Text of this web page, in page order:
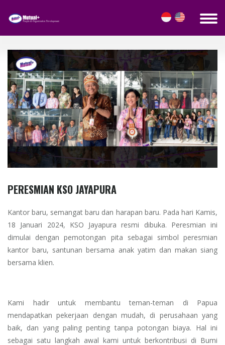
BLOG DETAILS
PERESMIAN KSO JAYAPURA
Kantor baru, semangat baru dan harapan baru. Pada hari Kamis,
18 Januari 2024, KSO Jayapura resmi dibuka. Peresmian ini
dimulai dengan pemotongan pita sebagai simbol peresmian
kantor baru, santunan bersama anak yatim dan makan siang
bersama klien.
Kami hadir untuk membantu teman-teman di Papua
mendapatkan pekerjaan dengan mudah, di perusahaan yang
baik, dan yang paling penting tanpa potongan biaya. Hal ini
sebagai satu langkah awal kami untuk berkontribusi di Bumi